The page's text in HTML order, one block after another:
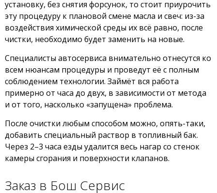
установку, без снятия форсунок, то стоит приурочить
эту процедуру к плановой смене масла и свеч: из-за
воздействия химической среды их всё равно, после
чистки, необходимо будет заменить на новые.
Специалисты автосервиса внимательно отнесутся ко
всем нюансам процедуры и проведут её с полным
соблюдением технологии. Займёт вся работа
примерно от часа до двух, в зависимости от метода
и от того, насколько «запущена» проблема.
После очистки любым способом можно, опять-таки,
добавить специальный раствор в топливный бак.
Через 2–3 часа езды удалится весь нагар со стенок
камеры сгорания и поверхности клапанов.
Заказ в Бош Сервис